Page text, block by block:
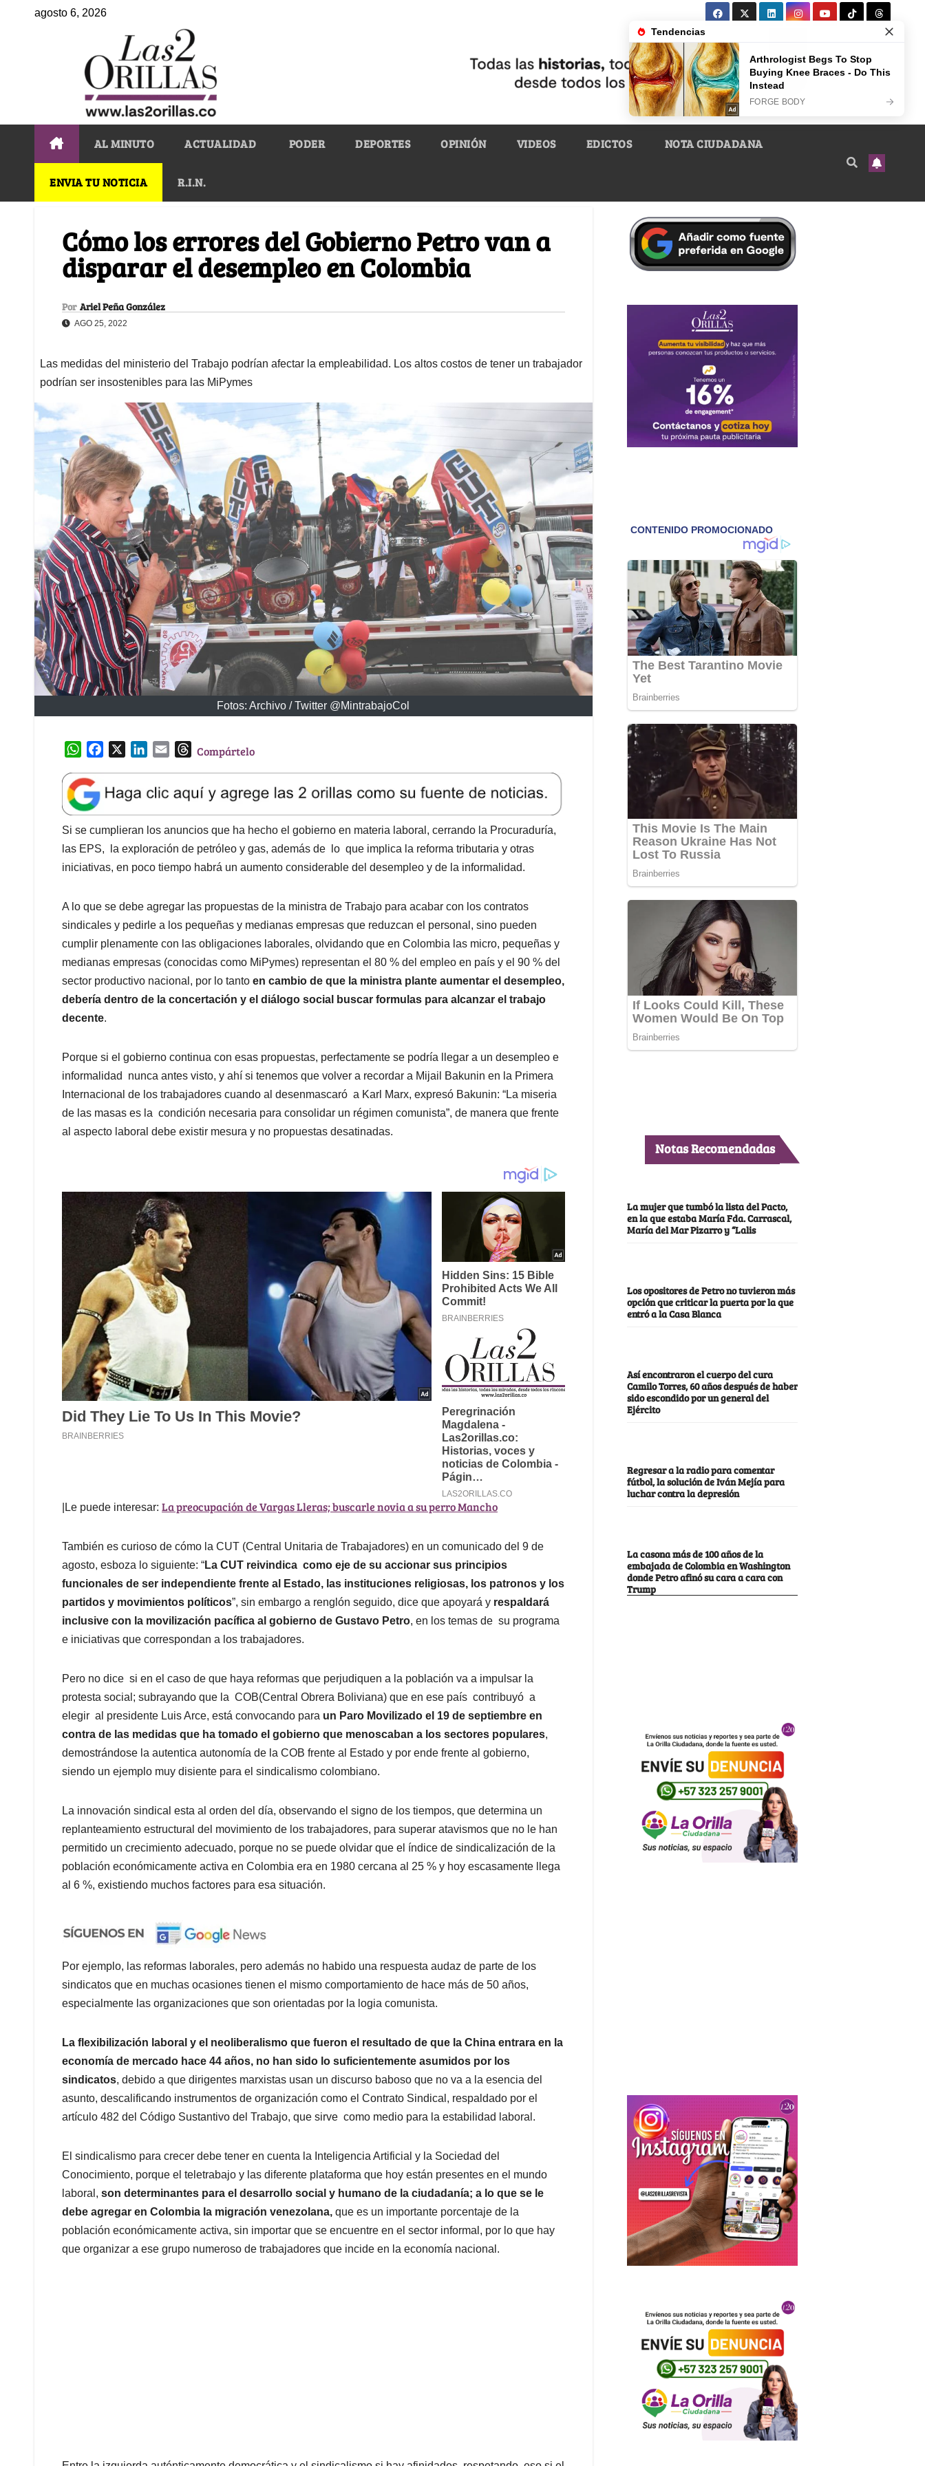
agosto 6, 2026
AL MINUTO ACTUALIDAD PODER DEPORTES OPINIÓN VIDEOS EDICTOS NOTA CIUDADANA
ENVIA TU NOTICIA R.I.N.
Cómo los errores del Gobierno Petro van a
disparar el desempleo en Colombia
Por Ariel Peña González
AGO 25, 2022
Las medidas del ministerio del Trabajo podrían afectar la empleabilidad. Los altos costos de tener un trabajador
podrían ser insostenibles para las MiPymes
Fotos: Archivo / Twitter @MintrabajoCol
W
a
t
s
A
p
p
e
b
o
o
k
k
e
d
I
n
l
T
e
a
d
s
Compártelo
Si se cumplieran los anuncios que ha hecho el gobierno en materia laboral, cerrando la Procuraduría,
las EPS, la exploración de petróleo y gas, además de lo que implica la reforma tributaria y otras
iniciativas, en poco tiempo habrá un aumento considerable del desempleo y de la informalidad.
A lo que se debe agregar las propuestas de la ministra de Trabajo para acabar con los contratos
sindicales y pedirle a los pequeñas y medianas empresas que reduzcan el personal, sino pueden
cumplir plenamente con las obligaciones laborales, olvidando que en Colombia las micro, pequeñas y
medianas empresas (conocidas como MiPymes) representan el 80 % del empleo en país y el 90 % del
sector productivo nacional, por lo tanto en cambio de que la ministra plante aumentar el desempleo,
debería dentro de la concertación y el diálogo social buscar formulas para alcanzar el trabajo
decente.
Porque si el gobierno continua con esas propuestas, perfectamente se podría llegar a un desempleo e
informalidad nunca antes visto, y ahí si tenemos que volver a recordar a Mijail Bakunin en la Primera
Internacional de los trabajadores cuando al desenmascaró a Karl Marx, expresó Bakunin: “La miseria
de las masas es la condición necesaria para consolidar un régimen comunista”, de manera que frente
al aspecto laboral debe existir mesura y no propuestas desatinadas.
|Le puede interesar: La preocupación de Vargas Lleras; buscarle novia a su perro Mancho
También es curioso de cómo la CUT (Central Unitaria de Trabajadores) en un comunicado del 9 de
agosto, esboza lo siguiente: “La CUT reivindica como eje de su accionar sus principios
funcionales de ser independiente frente al Estado, las instituciones religiosas, los patronos y los
partidos y movimientos políticos”, sin embargo a renglón seguido, dice que apoyará y respaldará
inclusive con la movilización pacífica al gobierno de Gustavo Petro, en los temas de su programa
e iniciativas que correspondan a los trabajadores.
Pero no dice si en el caso de que haya reformas que perjudiquen a la población va a impulsar la
protesta social; subrayando que la COB(Central Obrera Boliviana) que en ese país contribuyó a
elegir al presidente Luis Arce, está convocando para un Paro Movilizado el 19 de septiembre en
contra de las medidas que ha tomado el gobierno que menoscaban a los sectores populares,
demostrándose la autentica autonomía de la COB frente al Estado y por ende frente al gobierno,
siendo un ejemplo muy disiente para el sindicalismo colombiano.
La innovación sindical esta al orden del día, observando el signo de los tiempos, que determina un
replanteamiento estructural del movimiento de los trabajadores, para superar atavismos que no le han
permitido un crecimiento adecuado, porque no se puede olvidar que el índice de sindicalización de la
población económicamente activa en Colombia era en 1980 cercana al 25 % y hoy escasamente llega
al 6 %, existiendo muchos factores para esa situación.
Por ejemplo, las reformas laborales, pero además no habido una respuesta audaz de parte de los
sindicatos que en muchas ocasiones tienen el mismo comportamiento de hace más de 50 años,
especialmente las organizaciones que son orientadas por la logia comunista.
La flexibilización laboral y el neoliberalismo que fueron el resultado de que la China entrara en la
economía de mercado hace 44 años, no han sido lo suficientemente asumidos por los
sindicatos, debido a que dirigentes marxistas usan un discurso baboso que no va a la esencia del
asunto, descalificando instrumentos de organización como el Contrato Sindical, respaldado por el
artículo 482 del Código Sustantivo del Trabajo, que sirve como medio para la estabilidad laboral.
El sindicalismo para crecer debe tener en cuenta la Inteligencia Artificial y la Sociedad del
Conocimiento, porque el teletrabajo y las diferente plataforma que hoy están presentes en el mundo
laboral, son determinantes para el desarrollo social y humano de la ciudadanía; a lo que se le
debe agregar en Colombia la migración venezolana, que es un importante porcentaje de la
población económicamente activa, sin importar que se encuentre en el sector informal, por lo que hay
que organizar a ese grupo numeroso de trabajadores que incide en la economía nacional.
Notas Recomendadas
La mujer que tumbó la lista del Pacto,
en la que estaba María Fda. Carrascal,
María del Mar Pizarro y “Lalis
Los opositores de Petro no tuvieron más
opción que criticar la puerta por la que
entró a la Casa Blanca
Así encontraron el cuerpo del cura
Camilo Torres, 60 años después de haber
sido escondido por un general del
Ejército
Regresar a la radio para comentar
fútbol, la solución de Iván Mejía para
luchar contra la depresión
La casona más de 100 años de la
embajada de Colombia en Washington
donde Petro afinó su cara a cara con
Trump